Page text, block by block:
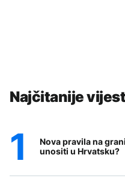
Najčitanije
Nova pravila na
unositi u Hrvatsku?